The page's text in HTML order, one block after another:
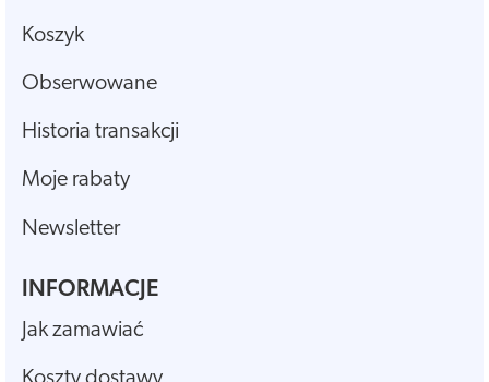
Koszyk
Obserwowane
Historia transakcji
Moje rabaty
Newsletter
INFORMACJE
Jak zamawiać